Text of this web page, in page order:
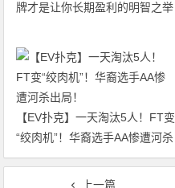
牌才是让你长期盈利的明智之举
【EV扑克】一天淘汰5人！FT变
“绞肉机”！华裔选手AA惨遭河杀
出局！
上一篇